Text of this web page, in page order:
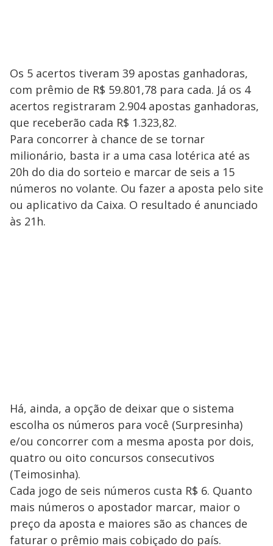
Os 5 acertos tiveram 39 apostas ganhadoras,
com prêmio de R$ 59.801,78 para cada. Já os 4
acertos registraram 2.904 apostas ganhadoras,
que receberão cada R$ 1.323,82.
Para concorrer à chance de se tornar
milionário, basta ir a uma casa lotérica até as
20h do dia do sorteio e marcar de seis a 15
números no volante. Ou fazer a aposta pelo site
ou aplicativo da Caixa. O resultado é anunciado
às 21h.
Há, ainda, a opção de deixar que o sistema
escolha os números para você (Surpresinha)
e/ou concorrer com a mesma aposta por dois,
quatro ou oito concursos consecutivos
(Teimosinha).
Cada jogo de seis números custa R$ 6. Quanto
mais números o apostador marcar, maior o
preço da aposta e maiores são as chances de
faturar o prêmio mais cobiçado do país.